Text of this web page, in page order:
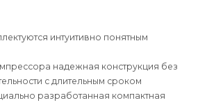
интуитивно понятным
надежная конструкция без
с длительным сроком
разработанная компактная